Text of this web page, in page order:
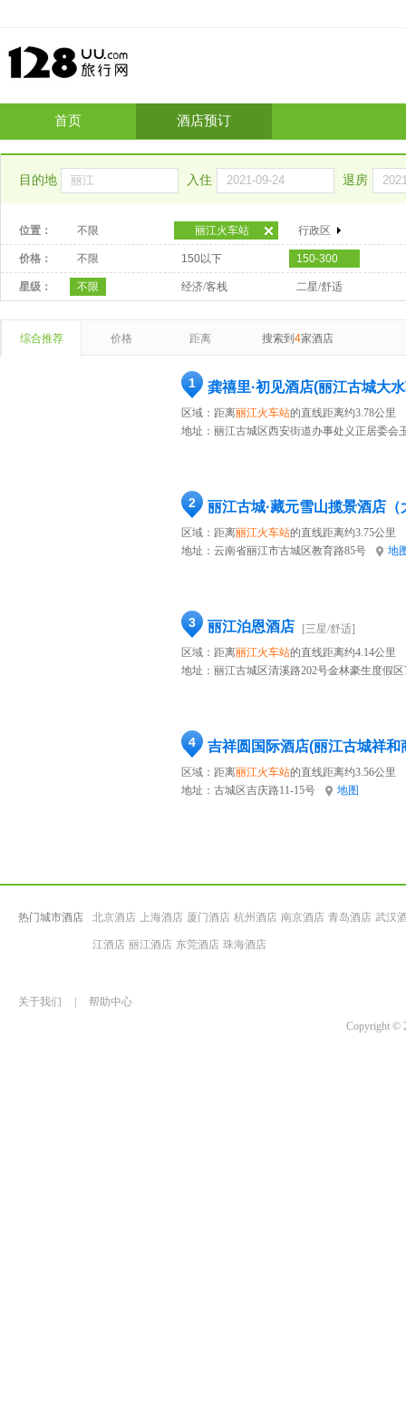
首页 酒店预订
目的地 入住 退房
位置： 不限 丽江火车站 行政区
价格： 不限 150以下 150-300
星级： 不限 经济/客栈 二星/舒适
综合推荐 价格 距离 搜索到 4家酒店
1 龚禧里·初见酒店(丽江古城大
区域：距离丽江火车站的直线距离约3.78公里
地址： 丽江古城区西安街道办事处义正居委会
2 丽江古城·藏元雪山揽景酒店（
区域：距离丽江火车站的直线距离约3.75公里
地址： 云南省丽江市古城区教育路85号 地
3 丽江泊恩酒店
[三星/舒适]
区域：距离丽江火车站的直线距离约4.14公里
地址： 丽江古城区清溪路202号金林豪生度假区
4 吉祥圆国际酒店(丽江古城祥和
区域：距离丽江火车站的直线距离约3.56公里
地址： 古城区吉庆路11-15号 地图
热门城市酒店 北京酒店 上海酒店 厦门酒店 杭州酒店 南京酒店 青岛酒店 武汉
江酒店 丽江酒店 东莞酒店 珠海酒店
关于我们
帮助中心
Copyright ©